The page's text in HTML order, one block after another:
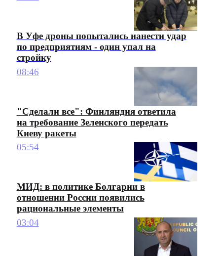
В Уфе дроны попытались нанести удар
по предприятиям - один упал на
стройку
08:46
"Сделали все": Финляндия ответила
на требование Зеленского передать
Киеву ракеты
05:54
МИД: в политике Болгарии в
отношении России появились
рациональные элементы
03:04